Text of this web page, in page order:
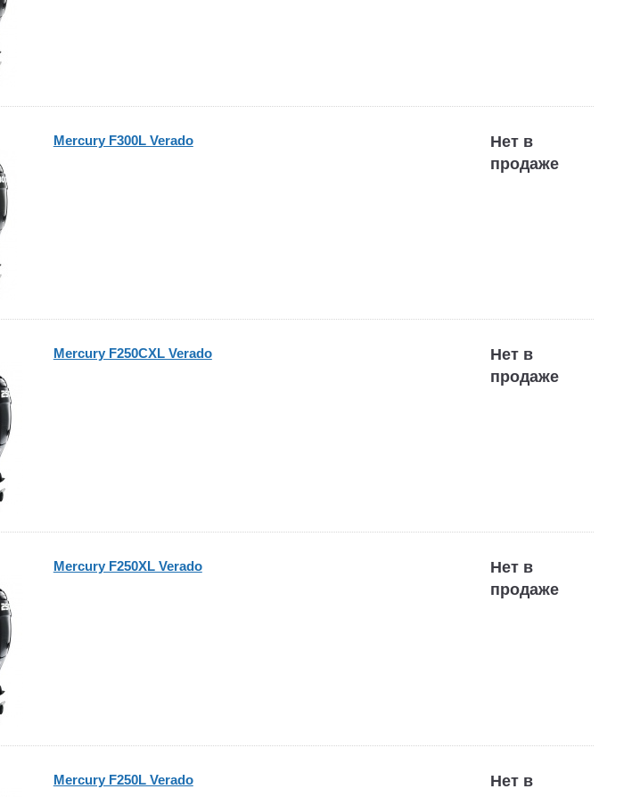
Mercury F300L Verado
Нет в
продаже
Mercury F250CXL Verado
Нет в
продаже
Mercury F250XL Verado
Нет в
продаже
Mercury F250L Verado
Нет в